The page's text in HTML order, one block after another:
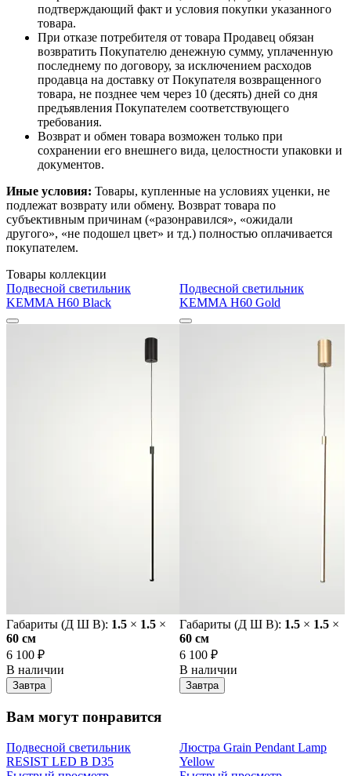
подтверждающий факт и условия покупки указанного
товара.
При отказе потребителя от товара Продавец обязан
возвратить Покупателю денежную сумму, уплаченную
последнему по договору, за исключением расходов
продавца на доставку от Покупателя возвращенного
товара, не позднее чем через 10 (десять) дней со дня
предъявления Покупателем соответствующего
требования.
Возврат и обмен товара возможен только при
сохранении его внешнего вида, целостности упаковки и
документов.
Иные условия: Товары, купленные на условиях уценки, не
подлежат возврату или обмену. Возврат товара по
субъективным причинам («разонравился», «ожидали
другого», «не подошел цвет» и тд.) полностью оплачивается
покупателем.
Товары коллекции
Подвесной светильник
KEMMA H60 Black
Габариты (Д Ш В): 1.5 × 1.5 ×
60 cм
6 100 ₽
В наличии
Завтра
Подвесной светильник
KEMMA H60 Gold
Габариты (Д Ш В): 1.5 × 1.5 ×
60 cм
6 100 ₽
В наличии
Завтра
Вам могут понравится
Подвесной светильник
RESIST LED B D35
Люстра Grain Pendant Lamp
Yellow